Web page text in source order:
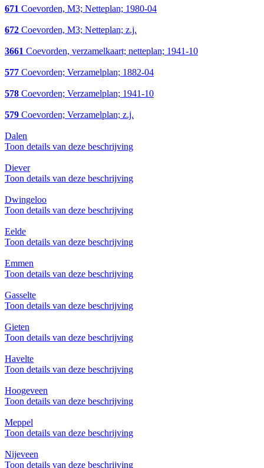
671 Coevorden, M3; Netteplan; 1980-04
672 Coevorden, M3; Netteplan; z.j.
3661 Coevorden, verzamelkaart; netteplan; 1941-10
577 Coevorden; Verzamelplan; 1882-04
578 Coevorden; Verzamelplan; 1941-10
579 Coevorden; Verzamelplan; z.j.
Dalen
Toon details van deze beschrijving
Diever
Toon details van deze beschrijving
Dwingeloo
Toon details van deze beschrijving
Eelde
Toon details van deze beschrijving
Emmen
Toon details van deze beschrijving
Gasselte
Toon details van deze beschrijving
Gieten
Toon details van deze beschrijving
Havelte
Toon details van deze beschrijving
Hoogeveen
Toon details van deze beschrijving
Meppel
Toon details van deze beschrijving
Nijeveen
Toon details van deze beschrijving